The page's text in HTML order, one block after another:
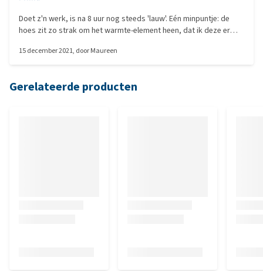
Doet z'n werk, is na 8 uur nog steeds 'lauw'. Eén minpuntje: de
hoes zit zo strak om het warmte-element heen, dat ik deze er
het warmte-element onder een dekentje of handdoek te leggen.
15 december 2021, doorMaureen
Gerelateerde producten